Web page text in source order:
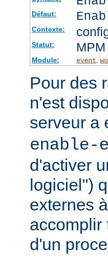
Défaut:
Contexte:
Statut: MPM
Module: event
Pour des
n'est
serveur a
enable-
d'activer
logiciel")
externes
accomplir
d'un